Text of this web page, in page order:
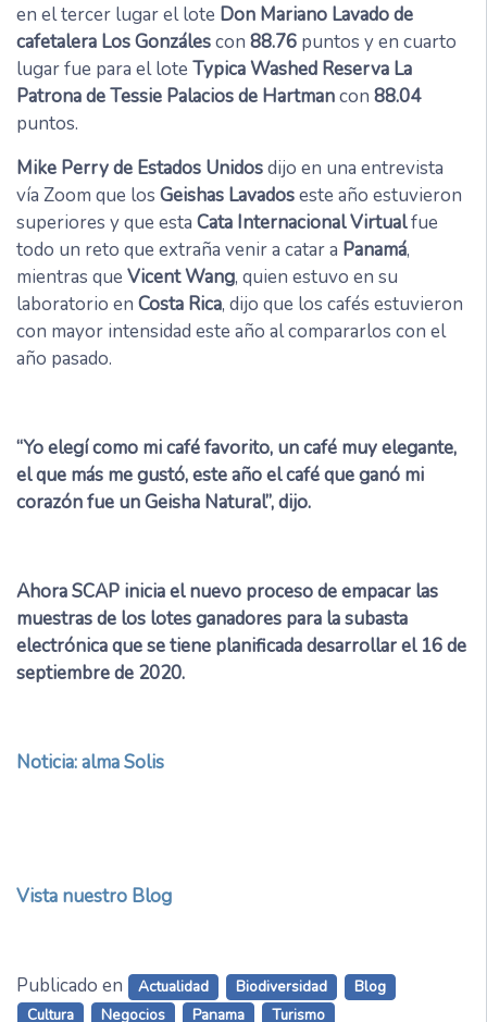
en el tercer lugar el lote Don Mariano Lavado de
cafetalera Los Gonzálescon 88.76 puntos y en cuarto
lugar fue para el lote Typica Washed Reserva La
Patrona de Tessie Palacios de Hartmancon 88.04
puntos.
Mike Perry de Estados Unidosdijo en una entrevista
vía Zoom que los Geishas Lavadoseste año estuvieron
superiores y que esta Cata Internacional Virtualfue
todo un reto que extraña venir a catar a Panamá,
mientras que Vicent Wang, quien estuvo en su
laboratorio en Costa Rica, dijo que los cafés estuvieron
con mayor intensidad este año al compararlos con el
año pasado.
“Yo elegí como mi café favorito, un café muy elegante,
el que más me gustó, este año el café que ganó mi
corazón fue un Geisha Natural”, dijo.
Ahora SCAP inicia el nuevo proceso de empacar las
muestras de los lotes ganadores para la subasta
electrónica que se tiene planificada desarrollar el 16 de
septiembre de 2020.
Noticia: alma Solis
Vista nuestro Blog
Publicado en Actualidad Biodiversidad
Blog
Cultura
Negocios Panama Turismo